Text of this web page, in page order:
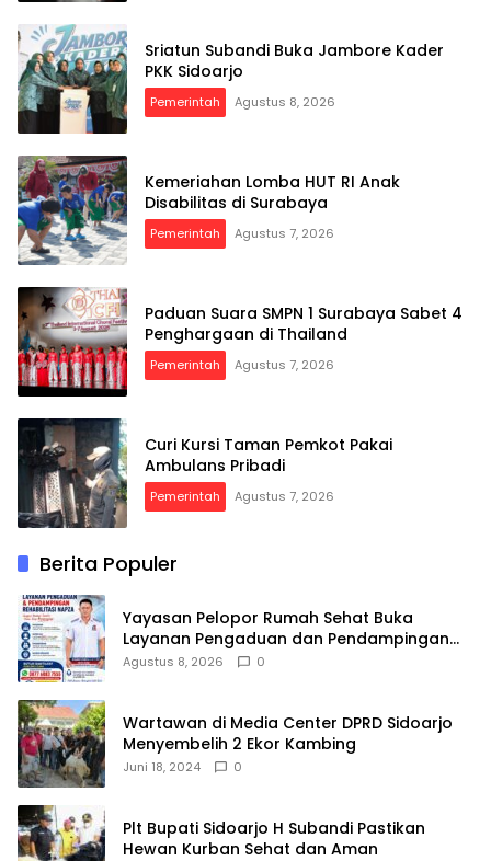
Sriatun Subandi Buka Jambore Kader
PKK Sidoarjo
Pemerintah Agustus 8, 2026
Kemeriahan Lomba HUT RI Anak
Disabilitas di Surabaya
Pemerintah Agustus 7, 2026
Paduan Suara SMPN 1 Surabaya Sabet 4
Penghargaan di Thailand
Pemerintah Agustus 7, 2026
Curi Kursi Taman Pemkot Pakai
Ambulans Pribadi
Pemerintah Agustus 7, 2026
Berita Populer
Yayasan Pelopor Rumah Sehat Buka
Layanan Pengaduan dan Pendampingan
Rehabilitasi NAPZA 24 Jam
Agustus 8, 2026 0
Wartawan di Media Center DPRD Sidoarjo
Menyembelih 2 Ekor Kambing
Juni 18, 2024 0
Plt Bupati Sidoarjo H Subandi Pastikan
Hewan Kurban Sehat dan Aman